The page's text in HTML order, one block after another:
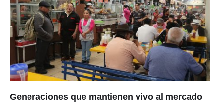
Generaciones que mantienen vivo al mercado